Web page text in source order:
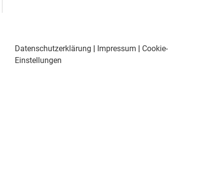
Datenschutzerklärung | Impressum | Cookie-
Einstellungen